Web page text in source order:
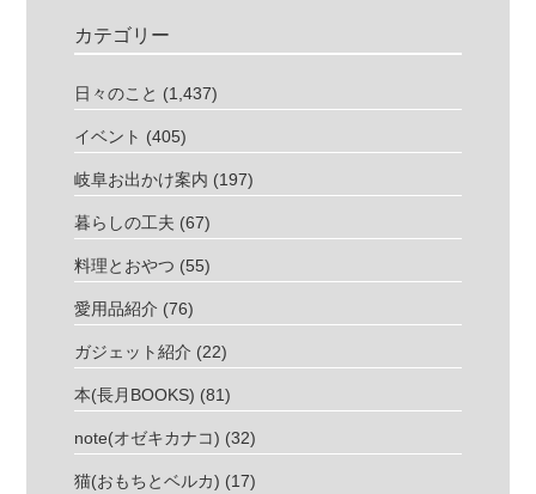
カテゴリー
日々のこと (1,437)
イベント (405)
岐阜お出かけ案内 (197)
暮らしの工夫 (67)
料理とおやつ (55)
愛用品紹介 (76)
ガジェット紹介 (22)
本(長月BOOKS) (81)
note(オゼキカナコ) (32)
猫(おもちとベルカ) (17)